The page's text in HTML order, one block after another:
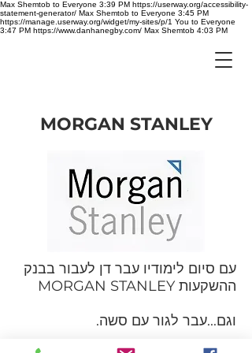
Max Shemtob to Everyone 3:39 PM https://userway.org/accessibility-
statement-generator/ Max Shemtob to Everyone 3:45 PM
https://manage.userway.org/widget/my-sites/p/1 You to Everyone
3:47 PM https://www.danhanegby.com/ Max Shemtob 4:03 PM
MORGAN STANLEY
עם סיום לימודיו עבר דן לעבור בבנק
ההשקעות MORGAN STANLEY
וגם...עבר לגור עם סשה.